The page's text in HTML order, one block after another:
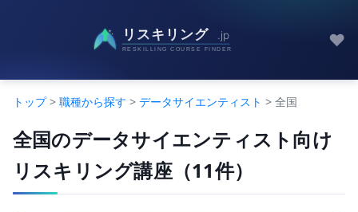
♥
トップ> 職種から探す > データサイエンティスト > 全国
全国のデータサイエンティスト向け
リスキリング講座（11件）